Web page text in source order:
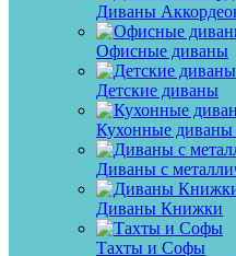
Диваны
Офисные диваны
Детские диваны
Кухонные диваны
Диваны с
Диваны Книжки
Тахты и Софы